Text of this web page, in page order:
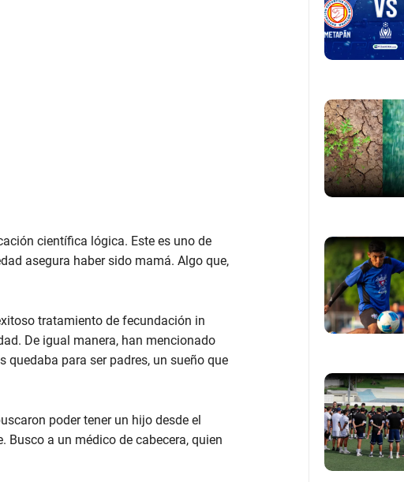
científica lógica. Este es uno de
asegura haber sido mamá. Algo que,
tratamiento de fecundación in
De igual manera, han mencionado
para ser padres, un sueño que
poder tener un hijo desde el
Busco a un médico de cabecera, quien